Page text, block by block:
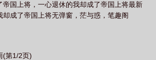
一心退休的我却成了帝国上将免费 一心退休的我却成了
休的我却成了帝国上将芒与惑 一心退休的我却成了帝国上
帝国上将，一心退休的我却成了帝国上将最新
却成了帝国上将无弹窗，茫与惑，笔趣阁
(第1/2页)